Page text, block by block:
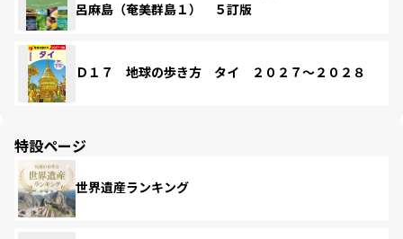
呂麻島（奄美群島１） ５訂版
Ｄ１７ 地球の歩き方 タイ ２０２７～２０２８
特設ページ
世界遺産ランキング